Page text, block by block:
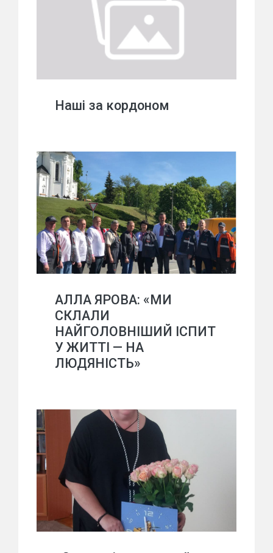
Наші за кордоном
АЛЛА ЯРОВА: «МИ
СКЛАЛИ
НАЙГОЛОВНІШИЙ ІСПИТ
У ЖИТТІ — НА
ЛЮДЯНІСТЬ»